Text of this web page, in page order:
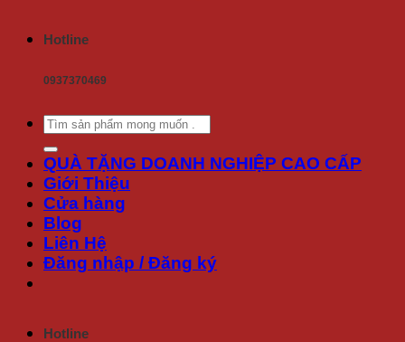
Hotline
0937370469
Tìm
QUÀ TẶNG DOANH NGHIỆP CAO CẤP
Giới Thiệu
Cửa hàng
Blog
Liên Hệ
Đăng nhập / Đăng ký
Hotline